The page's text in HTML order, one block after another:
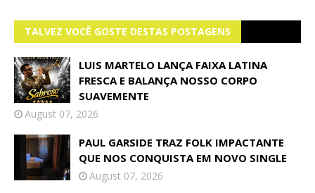
TALVEZ VOCÊ GOSTE DESTAS POSTAGENS
LUIS MARTELO LANÇA FAIXA LATINA
FRESCA E BALANÇA NOSSO CORPO
SUAVEMENTE
August 07, 2026
PAUL GARSIDE TRAZ FOLK IMPACTANTE
QUE NOS CONQUISTA EM NOVO SINGLE
August 07, 2026